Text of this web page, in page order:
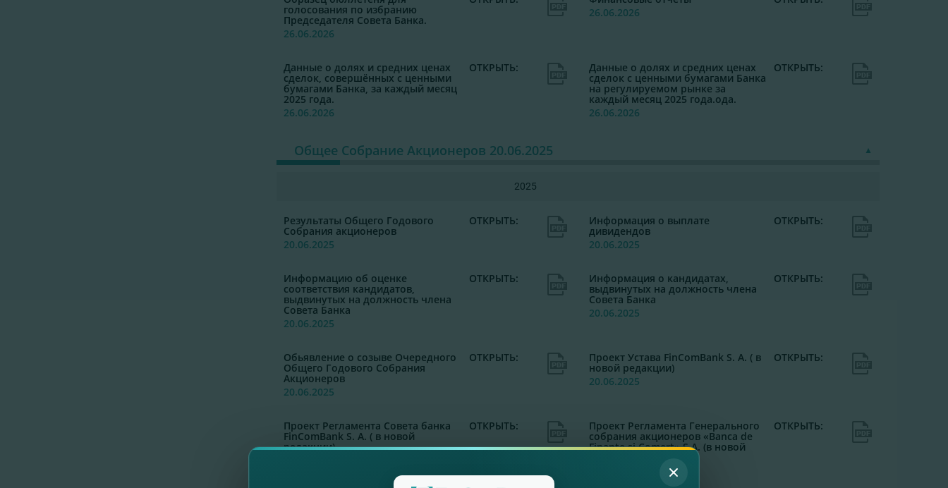
голосования по избранию
Председателя Совета Банка.
26.06.2026
26.06.2026
Данные о долях и средних ценах
сделок, совершённых с ценными
бумагами Банка, за каждый месяц
2025 года.
26.06.2026
ОТКРЫТЬ: Данные о долях и средних ценах
сделок с ценными бумагами Банка
на регулируемом рынке за
каждый месяц 2025 года.ода.
26.06.2026
ОТКРЫТЬ:
Общее Cобрание Акционеров 20.06.2025
2025
Результаты Общего Годового
Собрания акционеров
20.06.2025
ОТКРЫТЬ: Информация о выплате
дивидендов
20.06.2025
ОТКРЫТЬ:
Информацию об оценке
соответствия кандидатов,
выдвинутых на должность члена
Совета Банка
20.06.2025
ОТКРЫТЬ: Информация о кандидатах,
выдвинутых на должность члена
Совета Банка
20.06.2025
ОТКРЫТЬ:
Обьявление о созыве Очередного
Общего Годового Собрания
Акционеров
20.06.2025
ОТКРЫТЬ: Проект Устава FinComBank S. A. ( в
новой редакции)
20.06.2025
ОТКРЫТЬ:
Проект Регламента Совета банка
FinComBank S. A. ( в новой
редакции)
ОТКРЫТЬ: Проект Регламента Генерального
собрания акционеров «Banca de
Finanţe şi Comerţ» S.A. (в новой
ОТКРЫТЬ: